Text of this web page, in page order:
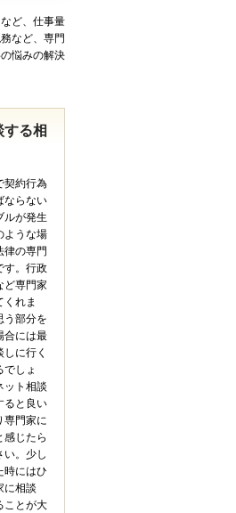
ど、仕事量
など、専門
悩みの解決
する相
契約行為
ならない
ルが発生
ような場
律の専門
す。行政
ど専門家
れま
う部分を
合には最
に行く
しょ
ット相談
ると良い
専門家に
感じたら
い。少し
時にはひ
に相談
ことが大